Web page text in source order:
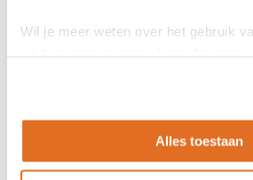
Wil je meer weten over het gebruik
Alles toestaan
LinkedInYoutube